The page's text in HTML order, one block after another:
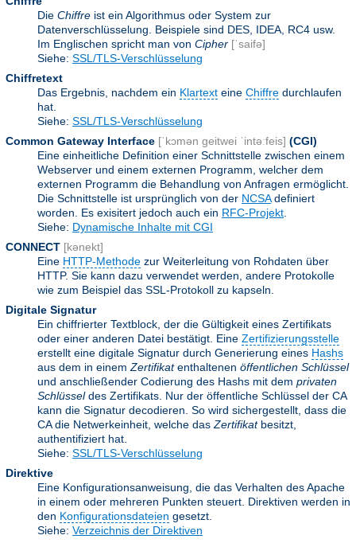
Die Chiffre ist ein Algorithmus oder System zur
Datenverschlüsselung. Beispiele sind DES, IDEA, RC4 usw.
Im Englischen spricht man von Cipher [ˈsaifə]
Siehe: SSL/TLS-Verschlüsselung
Chiffretext
Das Ergebnis, nachdem ein Klartext eine Chiffre durchlaufen
hat.
Siehe: SSL/TLS-Verschlüsselung
Common Gateway Interface [ˈkɔmən geitwei ˈintəːfeis] (CGI)
Eine einheitliche Definition einer Schnittstelle zwischen einem
Webserver und einem externen Programm, welcher dem
externen Programm die Behandlung von Anfragen ermöglicht.
Die Schnittstelle ist ursprünglich von der NCSAdefiniert
worden. Es exisitert jedoch auch ein RFC-Projekt
Siehe: Dynamische Inhalte mit CGI
CONNECT [kənekt]
Eine HTTP-Methode zur Weiterleitung von Rohdaten über
HTTP. Sie kann dazu verwendet werden, andere Protokolle
wie zum Beispiel das SSL-Protokoll zu kapseln.
Digitale Signatur
Ein chiffrierter Textblock, der die Gültigkeit eines Zertifikats
oder einer anderen Datei bestätigt. Eine Zertifizierungsstelle
erstellt eine digitale Signatur durch Generierung eines Hashs
aus dem in einem Zertifikatenthaltenen öffentlichen Schlüssel
und anschließender Codierung des Hashs mit dem privaten
Schlüsseldes Zertifikats. Nur der öffentliche Schlüssel der CA
kann die Signatur decodieren. So wird sichergestellt, dass die
CA die Netwerkeinheit, welche das Zertifikatbesitzt,
authentifiziert hat.
Siehe: SSL/TLS-Verschlüsselung
Direktive
Eine Konfigurationsanweisung, die das Verhalten des Apache
in einem oder mehreren Punkten steuert. Direktiven werden in
den Konfigurationsdateien gesetzt.
Siehe: Verzeichnis der Direktiven